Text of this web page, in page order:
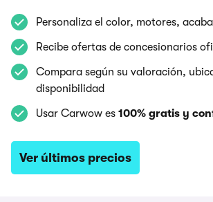
Personaliza el color, motores,
Recibe ofertas de concesionarios
Compara según su valoración,
disponibilidad
Usar Carwow es 100% gratis y
Ver últimos precios